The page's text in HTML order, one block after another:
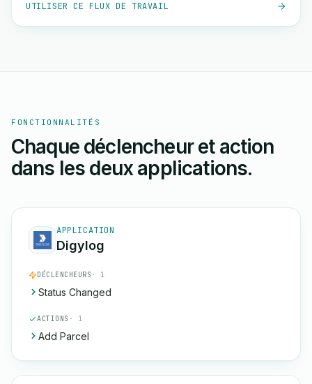
UTILISER CE FLUX DE TRAVAIL
FONCTIONNALITÉS
Chaque déclencheur et action
dans les deux applications.
APPLICATION
Digylog
DÉCLENCHEURS · 1
Status Changed
ACTIONS · 1
Add Parcel